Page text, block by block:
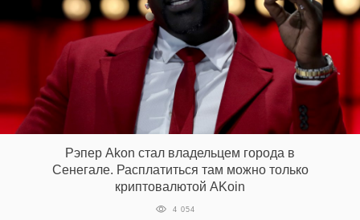
Рэпер Akon стал владельцем города в
Сенегале. Расплатиться там можно только
криптовалютой AKoin
4 054